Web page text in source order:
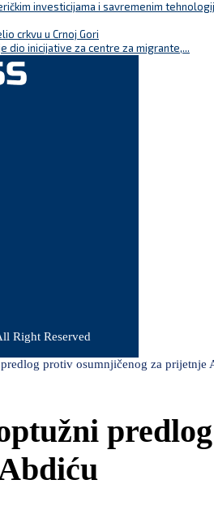
investicijama i savremenim
crkvu u Crnoj Gori
dio inicijative za centre za migrante,...
Right Reserved
protiv osumnjičenog za prijetnje